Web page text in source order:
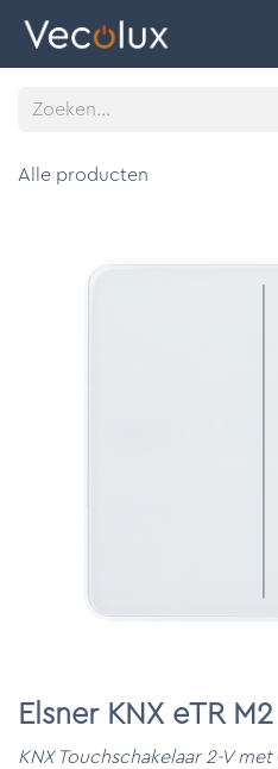
Alle producten
Elsner KNX eTR
KNX Touchschakelaar 2-V